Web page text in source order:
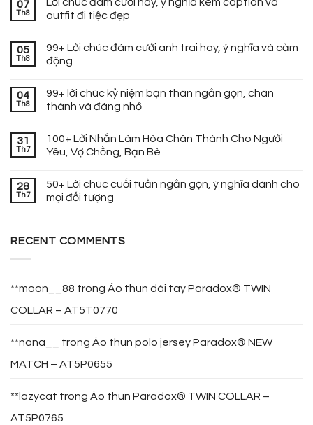
07
Th8
Lời chúc đám cưới hay, ý nghĩa kèm caption và
outfit đi tiệc đẹp
05
Th8
99+ Lời chúc đám cưới anh trai hay, ý nghĩa và cảm
động
04
Th8
99+ lời chúc kỷ niệm bạn thân ngắn gọn, chân
thành và đáng nhớ
31
Th7
100+ Lời Nhắn Làm Hòa Chân Thành Cho Người
Yêu, Vợ Chồng, Bạn Bè
28
Th7
50+ Lời chúc cuối tuần ngắn gọn, ý nghĩa dành cho
mọi đối tượng
RECENT COMMENTS
**moon__88 trong Áo thun dài tay Paradox® TWIN
COLLAR – AT5T0770
**nana__ trong Áo thun polo jersey Paradox® NEW
MATCH – AT5P0655
**lazycat trong Áo thun Paradox® TWIN COLLAR –
AT5P0765